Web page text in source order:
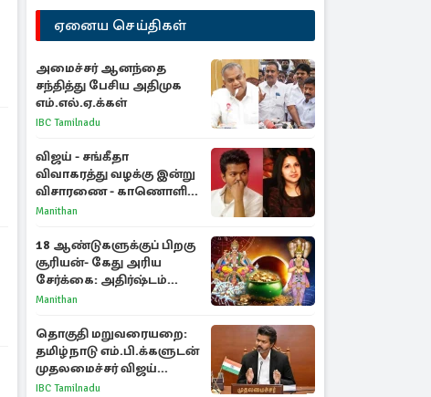
ஏனைய செய்திகள்
அமைச்சர் ஆனந்தை
சந்தித்து பேசிய அதிமுக
எம்.எல்.ஏ.க்கள்
IBC Tamilnadu
விஜய் - சங்கீதா
விவாகரத்து வழக்கு இன்று
விசாரணை - காணொளி
மூலம் ஆஜராக வாய்ப்பு
Manithan
18 ஆண்டுகளுக்குப் பிறகு
சூரியன்- கேது அரிய
சேர்க்கை: அதிர்ஷ்டம்
பெறும் 3 ராசிகள்!
Manithan
தொகுதி மறுவரையறை:
தமிழ்நாடு எம்.பி.க்களுடன்
முதலமைச்சர் விஜய்
ஆலோசனை
IBC Tamilnadu